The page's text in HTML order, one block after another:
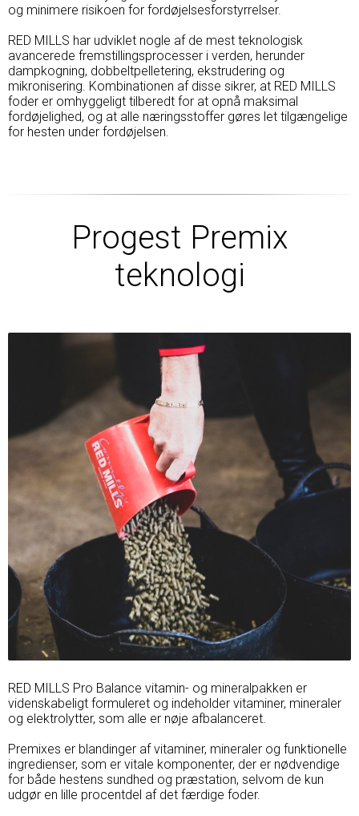
og minimere risikoen for fordøjelsesforstyrrelser.
RED MILLS har udviklet nogle af de mest teknologisk
avancerede fremstillingsprocesser i verden, herunder
dampkogning, dobbeltpelletering, ekstrudering og
mikronisering. Kombinationen af ​​disse sikrer, at RED MILLS
foder er omhyggeligt tilberedt for at opnå maksimal
fordøjelighed, og at alle næringsstoffer gøres let tilgængelige
for hesten under fordøjelsen.
Progest Premix
teknologi
RED MILLS Pro Balance vitamin- og mineralpakken er
videnskabeligt formuleret og indeholder vitaminer, mineraler
og elektrolytter, som alle er nøje afbalanceret.
Premixes er blandinger af vitaminer, mineraler og funktionelle
ingredienser, som er vitale komponenter, der er nødvendige
for både hestens sundhed og præstation, selvom de kun
udgør en lille procentdel af det færdige foder.